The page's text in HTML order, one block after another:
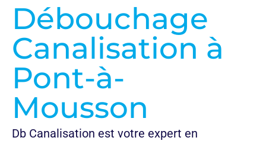
Débouchage
Canalisation à
Pont-à-
Mousson
Db Canalisation est votre expert en